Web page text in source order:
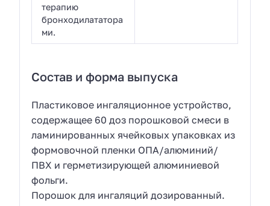
терапию
бронходилататора
ми.
Состав и форма выпуска
Пластиковое ингаляционное устройство,
содержащее 60 доз порошковой смеси в
ламинированных ячейковых упаковках из
формовочной пленки ОПА/алюминий/
ПВХ и герметизирующей алюминиевой
фольги.
Порошок для ингаляций дозированный.